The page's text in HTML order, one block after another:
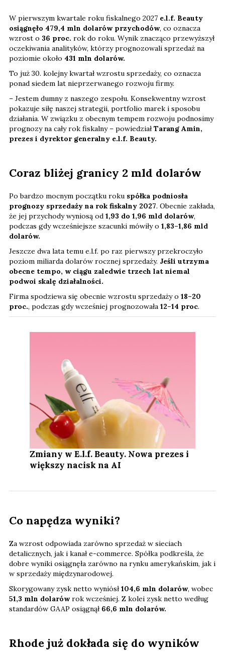
W pierwszym kwartale roku fiskalnego 2027 e.l.f. Beauty
osiągnęło 479,4 mln dolarów przychodów, co oznacza
wzrost o 36 proc. rok do roku. Wynik znacząco przewyższył
oczekiwania analityków, którzy prognozowali sprzedaż na
poziomie około 431 mln dolarów.
To już 30. kolejny kwartał wzrostu sprzedaży, co oznacza
ponad siedem lat nieprzerwanego rozwoju firmy.
– Jestem dumny z naszego zespołu. Konsekwentny wzrost
pokazuje siłę naszej strategii, portfolio marek i sposobu
działania. W związku z obecnym tempem rozwoju podnosimy
prognozy na cały rok fiskalny – powiedziałTarang Amin,
prezes i dyrektor generalny e.l.f. Beauty.
Coraz bliżej granicy 2 mld dolarów
Po bardzo mocnym początku roku spółka podniosła
prognozy sprzedaży na rok fiskalny 2027. Obecnie zakłada,
że jej przychody wyniosą od 1,93 do 1,96 mld dolarów,
podczas gdy wcześniejsze szacunki mówiły o 1,83–1,86 mld
dolarów.
Jeszcze dwa lata temu e.l.f. po raz pierwszy przekroczyło
poziom miliarda dolarów rocznej sprzedaży. Jeśli utrzyma
obecne tempo, w ciągu zaledwie trzech lat niemal
podwoi skalę działalności.
Firma spodziewa się obecnie wzrostu sprzedaży o 18–20
proc., podczas gdy wcześniej prognozowała 12–14 proc.
Zmiany w E.l.f. Beauty. Nowa prezes i
większy nacisk na AI
Co napędza wyniki?
Za wzrost odpowiada zarówno sprzedaż w sieciach
detalicznych, jak i kanał e-commerce. Spółka podkreśla, że
dobre wyniki osiągnęła zarówno na rynku amerykańskim, jak i
w sprzedaży międzynarodowej.
Skorygowany zysk netto wyniósł104,6 mln dolarów, wobec
51,3 mln dolarówrok wcześniej. Z kolei zysk netto według
standardów GAAP osiągnął 66,6 mln dolarów.
Rhode już dokłada się do wyników